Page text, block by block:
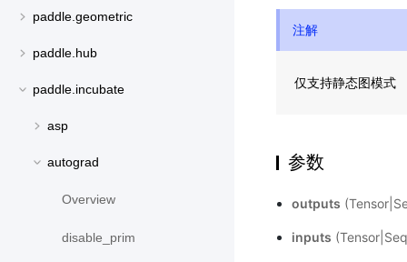
paddle.geometric
paddle.hub
paddle.incubate
asp
autograd
Overview
disable_prim
注解
仅支持静态图模式
参数
outputs
inputs